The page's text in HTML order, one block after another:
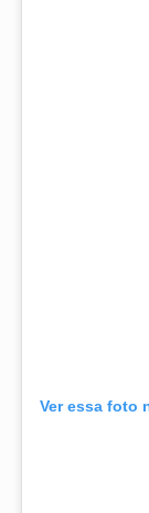
Ver essa foto